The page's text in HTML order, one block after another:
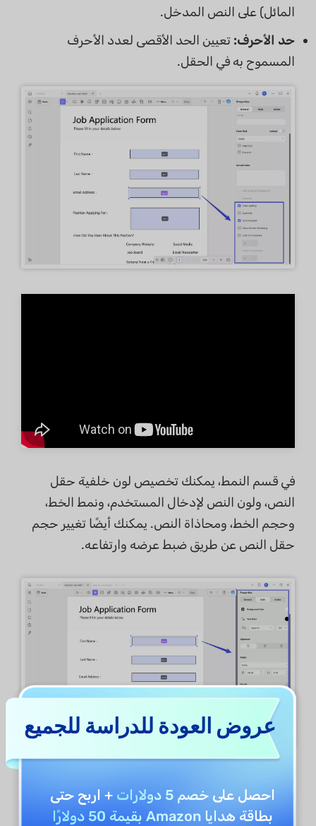
المائل) على النص المدخل.
حد الأحرف: تعيين الحد الأقصى لعدد الأحرف
المسموح به في الحقل.
في قسم النمط، يمكنك تخصيص لون خلفية حقل
النص، ولون النص لإدخال المستخدم، ونمط الخط،
وحجم الخط، ومحاذاة النص. يمكنك أيضًا تغيير حجم
حقل النص عن طريق ضبط عرضه وارتفاعه.
يمكنك أيضًا تعيين تنسيق معين للحقل النصي، مثل رقم
أو نسبة مئوية أو تاريخ أو وقت أو تنسيقات خاصة
عروض العودة للدراسة للجميع
احصل علىخصم 5 دولارات
+ اربح حتى
بطاقة هدايا Amazon بقيمة 50 دولارًا